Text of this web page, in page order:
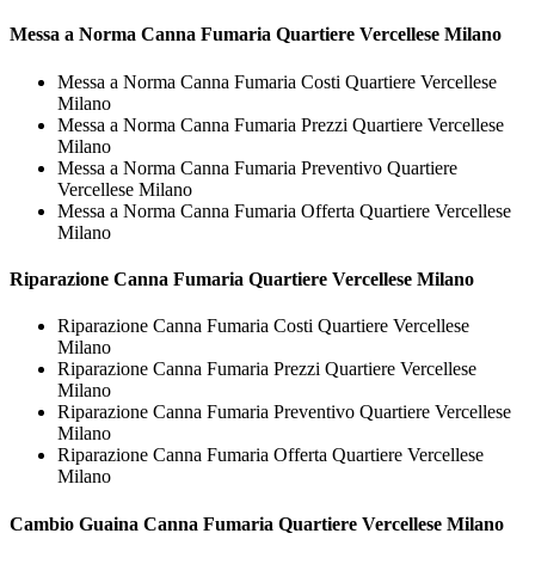
Messa a Norma Canna Fumaria Quartiere Vercellese Milano
Messa a Norma Canna Fumaria Costi Quartiere Vercellese
Milano
Messa a Norma Canna Fumaria Prezzi Quartiere Vercellese
Milano
Messa a Norma Canna Fumaria Preventivo Quartiere
Vercellese Milano
Messa a Norma Canna Fumaria Offerta Quartiere Vercellese
Milano
Riparazione Canna Fumaria Quartiere Vercellese Milano
Riparazione Canna Fumaria Costi Quartiere Vercellese
Milano
Riparazione Canna Fumaria Prezzi Quartiere Vercellese
Milano
Riparazione Canna Fumaria Preventivo Quartiere Vercellese
Milano
Riparazione Canna Fumaria Offerta Quartiere Vercellese
Milano
Cambio Guaina Canna Fumaria Quartiere Vercellese Milano